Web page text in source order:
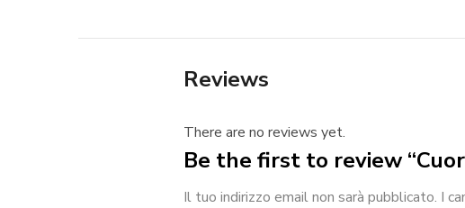
Reviews
There are no reviews yet.
Be the first to review
Il tuo indirizzo email non sarà pubblicato. I